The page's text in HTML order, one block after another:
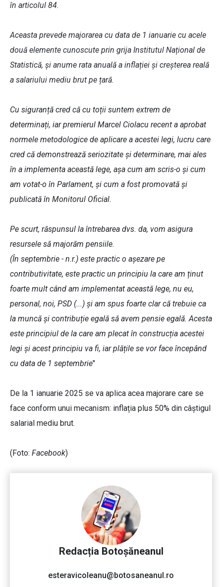
în articolul 84.
Aceasta prevede majorarea cu data de 1 ianuarie cu acele
două elemente cunoscute prin grija Institutul Național de
Statistică, și anume rata anuală a inflației și creșterea reală
a salariului mediu brut pe țară.
Cu siguranță cred că cu toții suntem extrem de
determinați, iar premierul Marcel Ciolacu recent a aprobat
normele metodologice de aplicare a acestei legi, lucru care
cred că demonstrează seriozitate și determinare, mai ales
în a implementa această lege, așa cum am scris-o și cum
am votat-o în Parlament, și cum a fost promovată și
publicată în Monitorul Oficial.
Pe scurt, răspunsul la întrebarea dvs. da, vom asigura
resursele să majorăm pensiile.
(În septembrie - n.r.) este practic o așezare pe
contributivitate, este practic un principiu la care am ținut
foarte mult când am implementat această lege, nu eu,
personal, noi, PSD (...) și am spus foarte clar că trebuie ca
la muncă și contribuție egală să avem pensie egală. Acesta
este principiul de la care am plecat în construcția acestei
legi și acest principiu va fi, iar plățile se vor face începând
cu data de 1 septembrie"
De la 1 ianuarie 2025 se va aplica acea majorare care se
face conform unui mecanism: inflația plus 50% din câștigul
salarial mediu brut.
(Foto: Facebook)
Redacția Botoșăneanul
esteravicoleanu@botosaneanul.ro